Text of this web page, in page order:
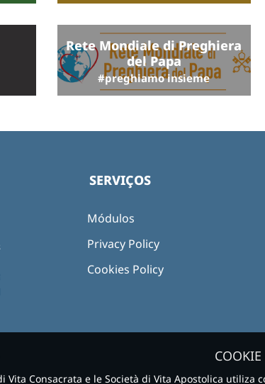
Rete Mondiale di Preghiera
del Papa
#preghiamo insieme
SERVIÇOS
Módulos
Privacy Policy
Cookies Policy
Consacrata e le Società di Vita Apostolica